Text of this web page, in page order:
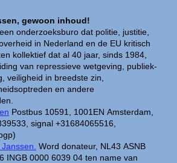
gewoon inhoud!
onderzoeksburo dat politie, justitie,
in Nederland en de EU kritisch
kollektief dat al 40 jaar, sinds 1984,
van repressieve wetgeving, publiek-
veiligheid in breedste zin,
en andere
Postbus 10591, 1001EN Amsterdam,
signal +31684065516,
Word donateur, NL43 ASNB
INGB 0000 6039 04 ten name van